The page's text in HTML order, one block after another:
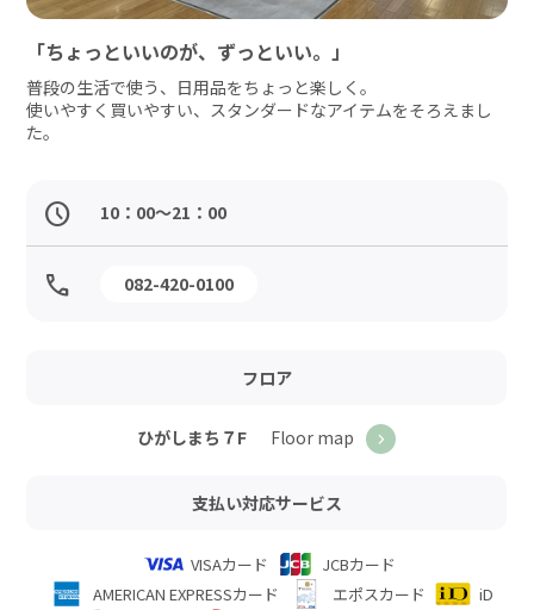
「ちょっといいのが、ずっといい。」
普段の生活で使う、日用品をちょっと楽しく。
使いやすく買いやすい、スタンダードなアイテムをそろえまし
た。
10：00～21：00
082-420-0100
フロア
ひがしまち７F Floor map
支払い対応サービス
VISAカード
JCBカード
AMERICAN EXPRESSカード
エポスカード
iD